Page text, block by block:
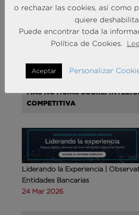
Andersen Consulting refuerza su
España con la incorporación de
MÁS NOTICIAS SOBRE:
COMPETITIVA
Liderando la Experiencia |
Entidades Bancarias
24 Mar 2026
o rechazar las cookies, así como
quiere
Puede encontrar toda la
Política de Cookies.
Aceptar Personalizar